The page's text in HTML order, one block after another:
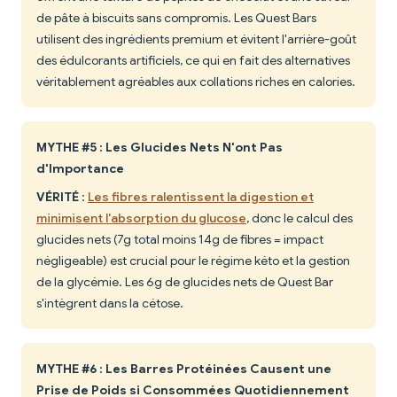
de pâte à biscuits sans compromis. Les Quest Bars
utilisent des ingrédients premium et évitent l'arrière-goût
des édulcorants artificiels, ce qui en fait des alternatives
véritablement agréables aux collations riches en calories.
MYTHE #5 : Les Glucides Nets N'ont Pas
d'Importance
VÉRITÉ : Les fibres ralentissent la digestion et
minimisent l'absorption du glucose, donc le calcul des
glucides nets (7g total moins 14g de fibres = impact
négligeable) est crucial pour le régime kéto et la gestion
de la glycémie. Les 6g de glucides nets de Quest Bar
s'intègrent dans la cétose.
MYTHE #6 : Les Barres Protéinées Causent une
Prise de Poids si Consommées Quotidiennement